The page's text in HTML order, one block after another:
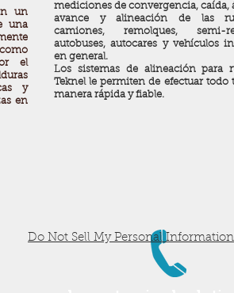
un
una
el
y
en
mediciones de convergencia, caída,
avance y alineación de las
camiones, remolques, semi-
autobuses, autocares y vehículos
en general.
Los sistemas de alineación para
Teknel le permiten de efectuar todo
manera rápida y fiable.
Do Not Sell My Personal Information